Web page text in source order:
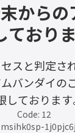
からの
おりま
スと判定さ
バンダイの
しております
Code: 12
msihk0sp-